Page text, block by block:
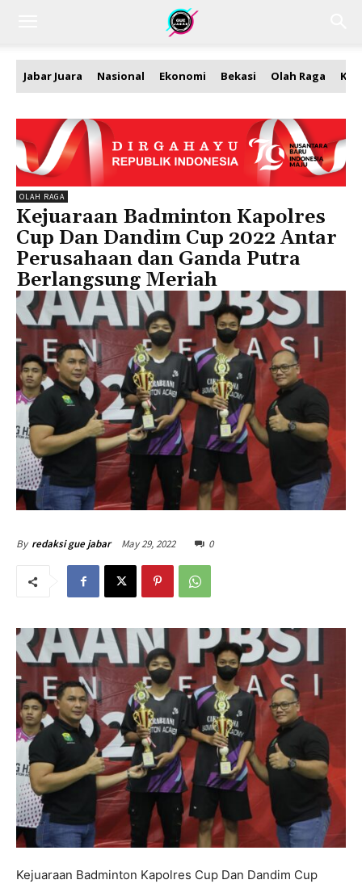
Jabar Juara Nasional Ekonomi Bekasi Olah Raga
OLAH RAGA
Kejuaraan Badminton Kapolres
Cup Dan Dandim Cup 2022 Antar
Perusahaan dan Ganda Putra
Berlangsung Meriah
By redaksi gue jabar May 29, 2022 0
Kejuaraan Badminton Kapolres Cup Dan Dandim Cup